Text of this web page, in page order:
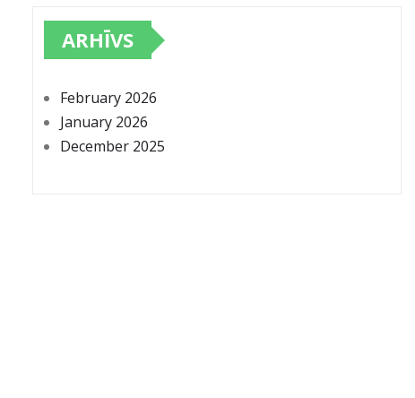
ARHĪVS
February 2026
January 2026
December 2025